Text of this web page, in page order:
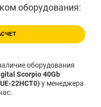
оборудования:
оборудования
Scorpio 40Gb
22HCT0)у менеджера